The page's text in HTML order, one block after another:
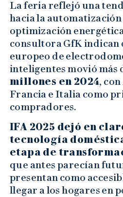
La feria reflejó una
hacia la
optimización
consultora GfK indican
europeo de
inteligentes movió más
millones en 2024,
Francia e Italia como
compradores.
IFA 2025 dejó en
tecnología
etapa de
que antes parecían
presentan como
llegar a los hogares en